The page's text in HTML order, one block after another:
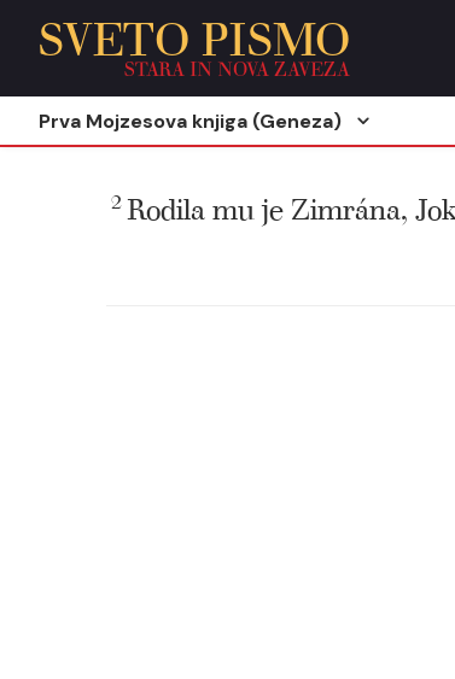
SVETO PISMO
STARA IN NOVA ZAVEZA
Prva Mojzesova knjiga (Geneza)
2Rodila mu je Zimrána,